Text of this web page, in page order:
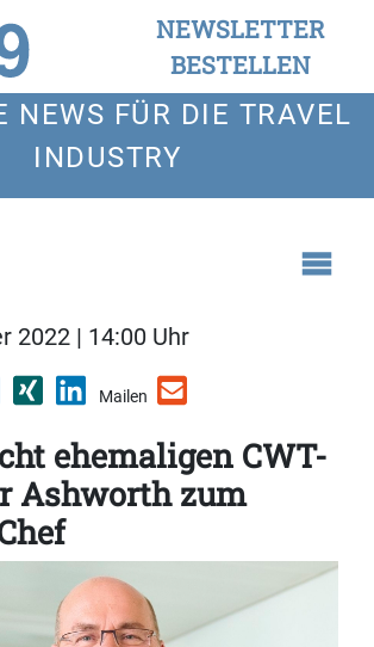
NEWSLETTER
BESTELLEN
NEWS FÜR DIE TRAVEL
INDUSTRY
2022 | 14:00 Uhr
Mailen
ehemaligen CWT-
Ashworth zum